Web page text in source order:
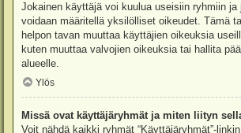
Jokainen käyttäjä voi kuulua useisiin ryhmiin ja
voidaan määritellä yksilölliset oikeudet. Tämä
helpon tavan muuttaa käyttäjien oikeuksia
kuten muuttaa valvojien oikeuksia tai hallita
alueelle.
Ylös
Missä ovat käyttäjäryhmät ja miten liityn
Voit nähdä kaikki ryhmät “Käyttäjäryhmät”-